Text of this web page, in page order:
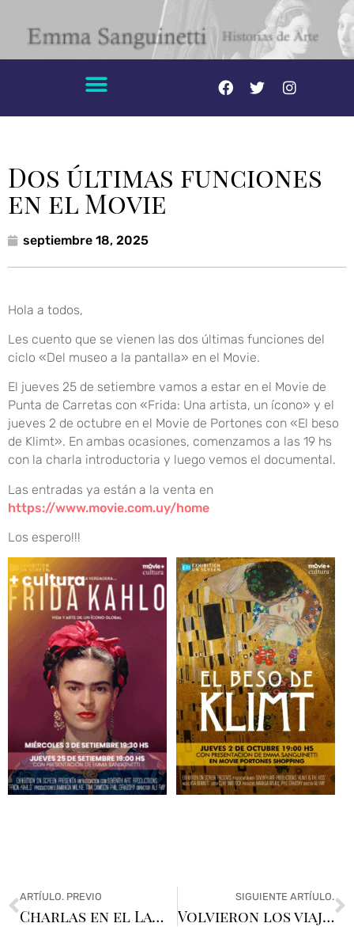
Dos últimas funciones
en el Movie
septiembre 18, 2025
Hola a todos,
Les cuento que se vienen las dos últimas funciones del
ciclo «Del museo a la pantalla» en el Movie.
El jueves 25 de setiembre vamos a estar en el Movie de
Punta de Carretas con «Frida: Una artista, un ícono» y el
jueves 2 de octubre en el Movie de Portones con «El beso
de Klimt». En ambas ocasiones, comenzamos a las 19 hs
con la charla introductoria y luego vemos el documental.
Las entradas ya están a la venta en
https://www.movie.com.uy/home
Los espero!!!
ARTÍULO. PREVIO
Charlas en el Lawn 2025.
SIGUIENTE ARTÍULO.
Volvieron los viajes: nos vamos a España